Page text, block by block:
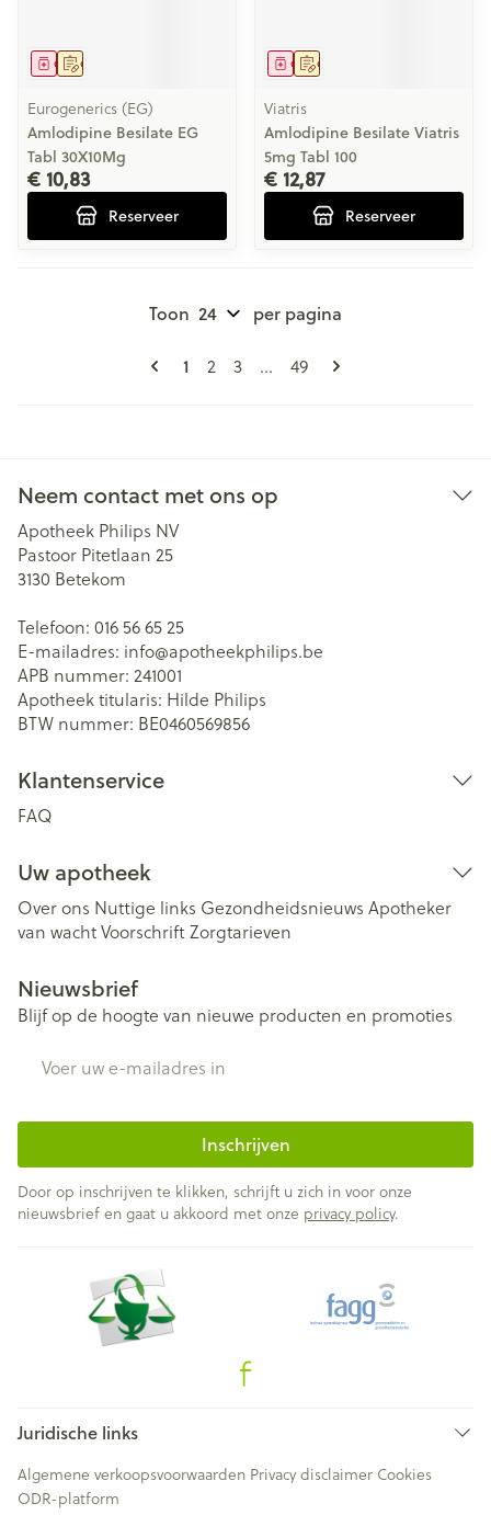
Op voorschrift
Geneesmiddel
Eurogenerics (EG)
Amlodipine Besilate EG
Tabl 30X10Mg
€ 10,83
Reserveer
Op voorschrift
Geneesmiddel
Viatris
Amlodipine Besilate Viatris
5mg Tabl 100
€ 12,87
Reserveer
Pagina's
U lees momenteel pagina
1 Pagina
2 Pagina
3 ... Pagina
49
Toon per pagina
Neem contact met ons op
Apotheek Philips NV
Pastoor Pitetlaan 25
3130 Betekom
Telefoon: 016 56 65 25
E-mailadres: info@apotheekphilips.be
APB nummer: 241001
Apotheek titularis: Hilde Philips
BTW nummer: BE0460569856
Klantenservice
FAQ
Uw apotheek
Over ons Nuttige links Gezondheidsnieuws Apotheker
van wachtVoorschriftZorgtarieven
Nieuwsbrief
Blijf op de hoogte van nieuwe producten en promoties
Inschrijven
Door op inschrijven te klikken, schrijft u zich in voor onze
nieuwsbrief en gaat u akkoord met onze privacy policy.
Juridische links
Algemene verkoopsvoorwaarden Privacy disclaimer Cookies
ODR-platform